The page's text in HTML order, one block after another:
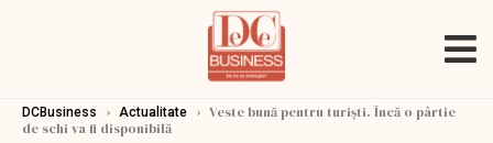
DCBusiness › Actualitate › Veste bună pentru turiști. Încă o pârtie
de schi va fi disponibilă